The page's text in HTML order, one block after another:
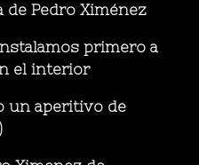
de Pedro Ximénez
primero a
el interior
un aperitivo de